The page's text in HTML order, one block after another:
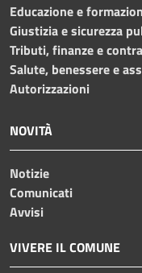
Educazione e
Giustizia e sicurezza
Tributi, finanze e
Salute, benessere e
Autorizzazioni
NOVITÀ
Notizie
Comunicati
Avvisi
VIVERE IL COMUNE